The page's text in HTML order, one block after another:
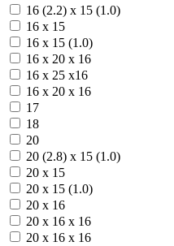
16 (2.2) х 15 (1.0)
16 х 15
16 х 15 (1.0)
16 х 20 х 16
16 х 25 х16
16 х 20 х 16
17
18
20
20 (2.8) х 15 (1.0)
20 х 15
20 х 15 (1.0)
20 х 16
20 х 16 х 16
20 х 16 х 16